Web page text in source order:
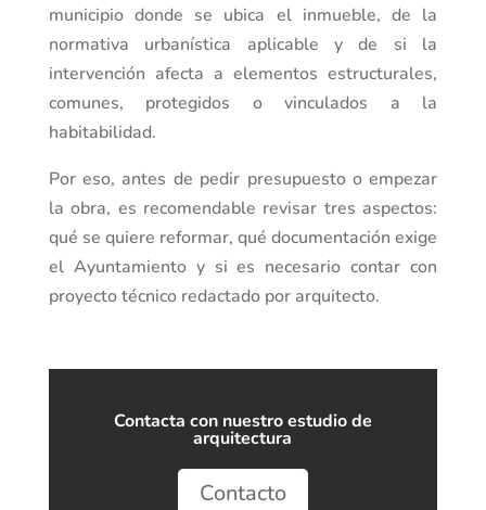
municipio donde se ubica el inmueble, de la
normativa urbanística aplicable y de si la
intervención afecta a elementos estructurales,
comunes, protegidos o vinculados a la
habitabilidad.
Por eso, antes de pedir presupuesto o empezar
la obra, es recomendable revisar tres aspectos:
qué se quiere reformar, qué documentación exige
el Ayuntamiento y si es necesario contar con
proyecto técnico redactado por arquitecto.
Contacta con nuestro estudio de
arquitectura
Contacto